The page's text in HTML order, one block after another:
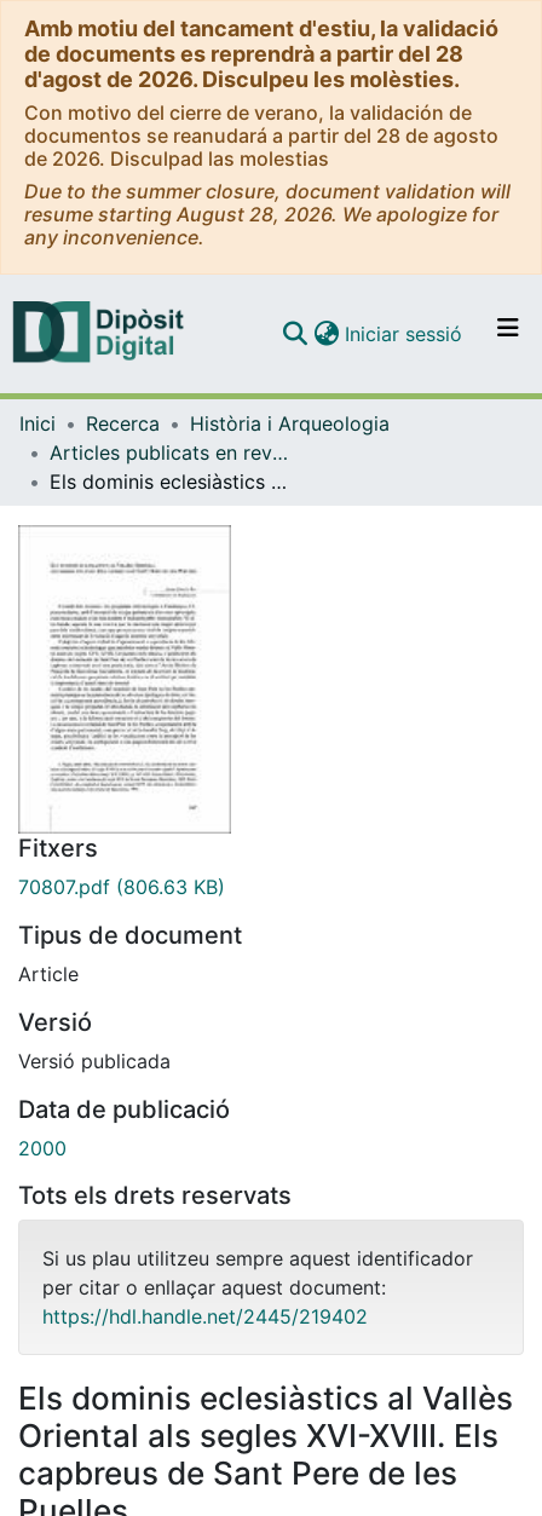
Amb motiu del tancament d'estiu, la validació
de documents es reprendrà a partir del 28
d'agost de 2026. Disculpeu les molèsties.
Con motivo del cierre de verano, la validación de
documentos se reanudará a partir del 28 de agosto
de 2026. Disculpad las molestias
Due to the summer closure, document validation will
resume starting August 28, 2026. We apologize for
any inconvenience.
Navega per tot el DD
Iniciar sessió (current)
Inici Recerca
Història i Arqueologia
Articles publicats en revistes (Història i Arqueologia)
Els dominis eclesiàstics al Vallès Oriental als segles XVI-XVIII. Els capbreus de Sant Pere de les Puelles
Fitxers
70807.pdf (806.63 KB)
Tipus de document
Article
Versió
Versió publicada
Data de publicació
2000
Tots els drets reservats
Si us plau utilitzeu sempre aquest identificador
per citar o enllaçar aquest document:
https://hdl.handle.net/2445/219402
Els dominis eclesiàstics al Vallès
Oriental als segles XVI-XVIII. Els
capbreus de Sant Pere de les